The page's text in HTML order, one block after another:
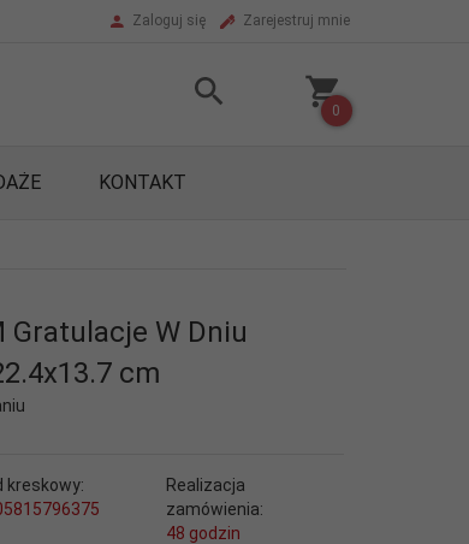
Zaloguj się Zarejestruj mnie
0
KONTAKT
Gratulacje W Dniu
cm
kreskowy:
Realizacja
zamówienia:
48 godzin